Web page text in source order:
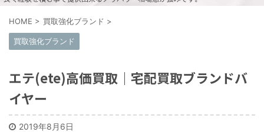
HOME > 買取強化ブランド >
買取強化ブランド
エテ(ete)高価買取｜宅配買取ブランドバ
イヤー
2019年8月6日